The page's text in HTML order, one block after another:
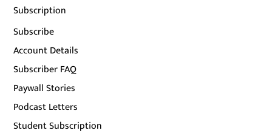
Subscription
Subscribe
Account Details
Subscriber FAQ
Paywall Stories
Podcast Letters
Student Subscription